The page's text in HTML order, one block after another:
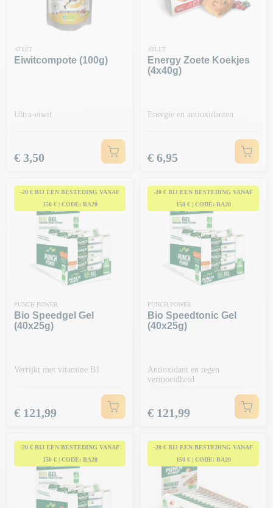
ATLET
Eiwitcompote (100g)
Ultra-eiwit
Prijs
€ 3,50
ATLET
Energy Zoete Koekjes
(4x40g)
Energie en antioxidanten
Prijs
€ 6,95
-20 € BIJ EEN BESTEDING VANAF
150 € | CODE: BA20
PUNCH POWER
Bio Speedgel Gel
(40x25g)
Verrijkt met vitamine B1
Prijs
€ 121,99
-20 € BIJ EEN BESTEDING VANAF
150 € | CODE: BA20
PUNCH POWER
Bio Speedtonic Gel
(40x25g)
Antioxidant en tegen
vermoeidheid
Prijs
€ 121,99
-20 € BIJ EEN BESTEDING VANAF
150 € | CODE: BA20
-20 € BIJ EEN BESTEDING VANAF
150 € | CODE: BA20